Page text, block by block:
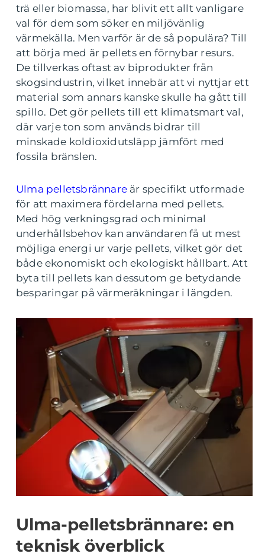
trä eller biomassa, har blivit ett allt vanligare
val för dem som söker en miljövänlig
värmekälla. Men varför är de så populära? Till
att börja med är pellets en förnybar resurs.
De tillverkas oftast av biprodukter från
skogsindustrin, vilket innebär att vi nyttjar ett
material som annars kanske skulle ha gått till
spillo. Det gör pellets till ett klimatsmart val,
där varje ton som används bidrar till
minskade koldioxidutsläpp jämfört med
fossila bränslen.
Ulma pelletsbrännare är specifikt utformade
för att maximera fördelarna med pellets.
Med hög verkningsgrad och minimal
underhållsbehov kan användaren få ut mest
möjliga energi ur varje pellets, vilket gör det
både ekonomiskt och ekologiskt hållbart. Att
byta till pellets kan dessutom ge betydande
besparingar på värmeräkningar i längden.
Ulma-pelletsbrännare: en
teknisk överblick